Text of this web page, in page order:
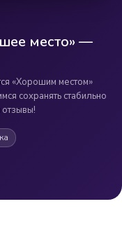
место» —
«Хорошим местом»
сохранять стабильно